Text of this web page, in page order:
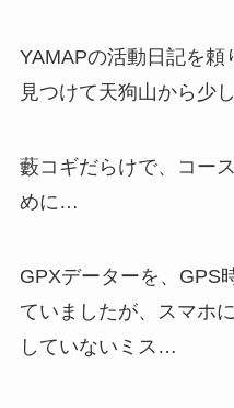
YAMAPの活動日記を頼
見つけて天狗山から少
藪コギだらけで、コー
めに…
GPXデーターを、GPS
ていましたが、スマホ
していないミス…